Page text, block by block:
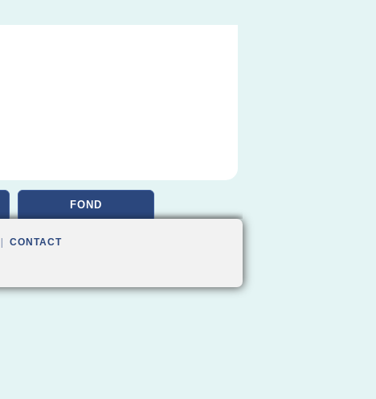
FOND
CONTACT